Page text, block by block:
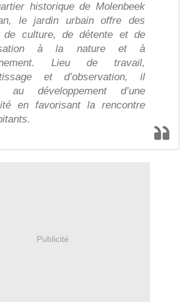
historique de Molenbeek
le jardin urbain offre des
de culture, de détente et de
à la nature et à
Lieu de travail,
et d’observation, il
au développement d’une
en favorisant la rencontre
Publicité